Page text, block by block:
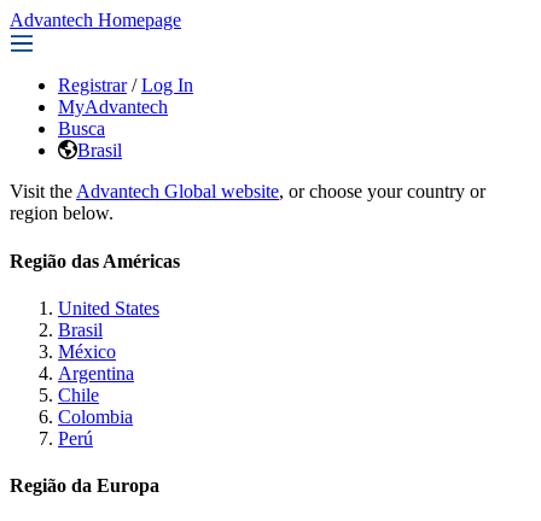
Advantech Homepage
Registrar / Log In
MyAdvantech
Busca
Brasil
Visit the Advantech Global website, or choose your country or
region below.
Região das Américas
United States
Brasil
México
Argentina
Chile
Colombia
Perú
Região da Europa